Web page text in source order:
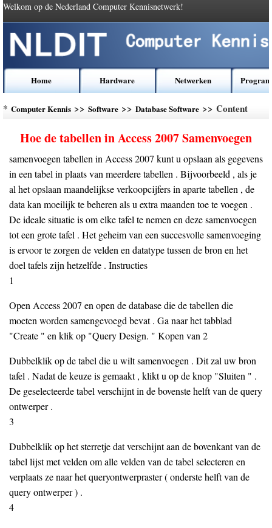
Welkom op de Nederland Computer Kennisnetwerk!
Home Hardware Netwerken
* Computer Kennis >> Software >> Database Software >> Content
Hoe de tabellen in Access 2007 Samenvoegen
samenvoegen tabellen in Access 2007 kunt u opslaan als gegevens
in een tabel in plaats van meerdere tabellen . Bijvoorbeeld , als je
al het opslaan maandelijkse verkoopcijfers in aparte tabellen , de
data kan moeilijk te beheren als u extra maanden toe te voegen .
De ideale situatie is om elke tafel te nemen en deze samenvoegen
tot een grote tafel . Het geheim van een succesvolle samenvoeging
is ervoor te zorgen de velden en datatype tussen de bron en het
doel tafels zijn hetzelfde . Instructies
1
Open Access 2007 en open de database die de tabellen die
moeten worden samengevoegd bevat . Ga naar het tabblad
"Create " en klik op "Query Design. " Kopen van 2
Dubbelklik op de tabel die u wilt samenvoegen . Dit zal uw bron
tafel . Nadat de keuze is gemaakt , klikt u op de knop "Sluiten " .
De geselecteerde tabel verschijnt in de bovenste helft van de query
ontwerper .
3
Dubbelklik op het sterretje dat verschijnt aan de bovenkant van de
tabel lijst met velden om alle velden van de tabel selecteren en
verplaats ze naar het queryontwerpraster ( onderste helft van de
query ontwerper ) .
4